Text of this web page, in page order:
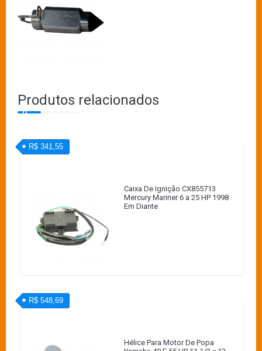
Produtos relacionados
Caixa De Ignição CX855713
Mercury Mariner 6 a 25 HP 1998
Em Diante
R$ 341,55
Hélice Para Motor De Popa
R$ 548,69